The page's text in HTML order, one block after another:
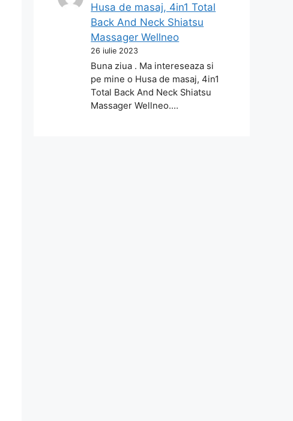
Husa de masaj, 4in1 Total
Back And Neck Shiatsu
Massager Wellneo
26 iulie 2023
Buna ziua . Ma intereseaza si
pe mine o Husa de masaj, 4in1
Total Back And Neck Shiatsu
Massager Wellneo.…